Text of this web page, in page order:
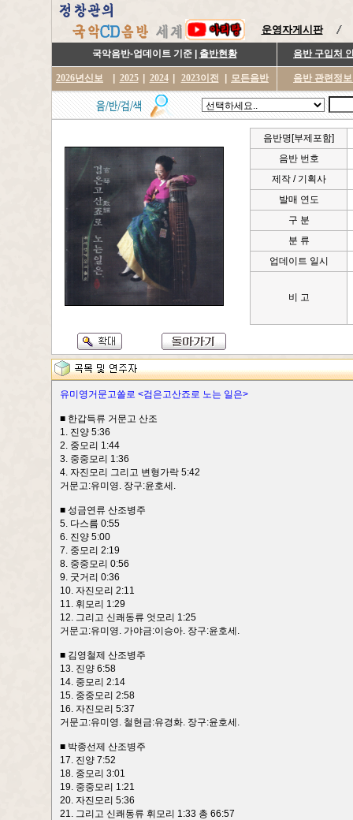
운영자게시판
국악음반-업데이트 기준 | 출반현황 음반 구입처
2026년신보 2025 2024 2023이전 모든음반 음반 관련정
음반명[부제포함]
음반 번호
제작 / 기획사
발매 연도
구 분
분 류
업데이트 일시
비 고
유미영거문고쏠로 <검은고산죠로 노는 일은>
■ 한갑득류 거문고 산조
1. 진양 5:36
2. 중모리 1:44
3. 중중모리 1:36
4. 자진모리 그리고 변형가락 5:42
거문고:유미영. 장구:윤호세.
■ 성금연류 산조병주
5. 다스름 0:55
6. 진양 5:00
7. 중모리 2:19
8. 중중모리 0:56
9. 굿거리 0:36
10. 자진모리 2:11
11. 휘모리 1:29
12. 그리고 신쾌동류 엇모리 1:25
거문고:유미영. 가야금:이승아. 장구:윤호세.
■ 김영철제 산조병주
13. 진양 6:58
14. 중모리 2:14
15. 중중모리 2:58
16. 자진모리 5:37
거문고:유미영. 철현금:유경화. 장구:윤호세.
■ 박종선제 산조병주
17. 진양 7:52
18. 중모리 3:01
19. 중중모리 1:21
20. 자진모리 5:36
21. 그리고 신쾌동류 휘모리 1:33 총 66:57